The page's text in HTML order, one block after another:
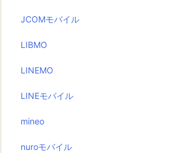
JCOMモバイル
LIBMO
LINEMO
LINEモバイル
mineo
nuroモバイル